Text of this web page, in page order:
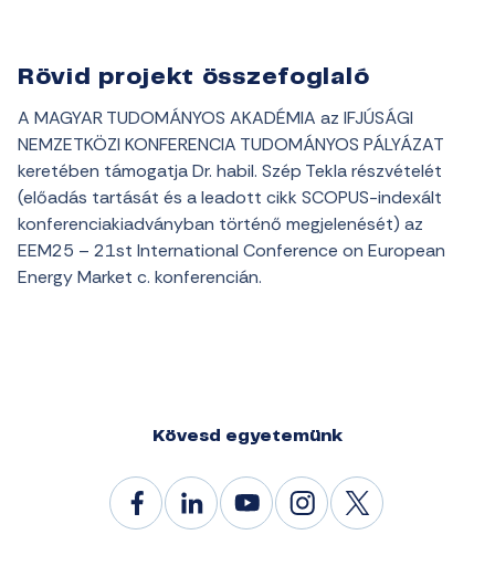
Rövid projekt összefoglaló
A MAGYAR TUDOMÁNYOS AKADÉMIA az IFJÚSÁGI
NEMZETKÖZI KONFERENCIA TUDOMÁNYOS PÁLYÁZAT
keretében támogatja Dr. habil. Szép Tekla részvételét
(előadás tartását és a leadott cikk SCOPUS-indexált
konferenciakiadványban történő megjelenését) az
EEM25 – 21st International Conference on European
Energy Market c. konferencián.
Kövesd egyetemünk